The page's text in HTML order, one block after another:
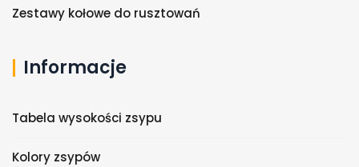
Zestawy kołowe do rusztowań
Informacje
Tabela wysokości zsypu
Kolory zsypów